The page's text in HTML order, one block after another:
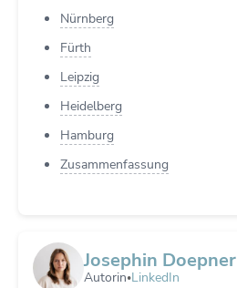
Nürnberg
Fürth
Leipzig
Heidelberg
Hamburg
Zusammenfassung
Josephin Doepner
Autorin•LinkedIn